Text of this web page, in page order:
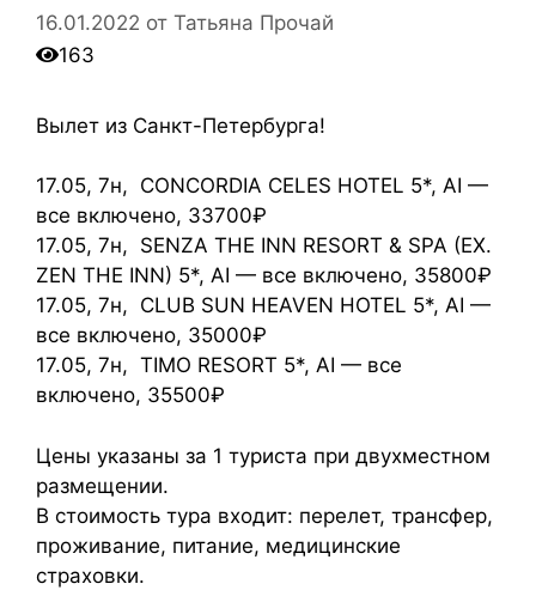
16.01.2022 от Татьяна Прочай
163
Вылет из Санкт-Петербурга!
17.05, 7н, CONCORDIA CELES HOTEL 5*, AI —
все включено, 33700₽
17.05, 7н, SENZA THE INN RESORT & SPA (EX.
ZEN THE INN) 5*, AI — все включено, 35800₽
17.05, 7н, CLUB SUN HEAVEN HOTEL 5*, AI —
все включено, 35000₽
17.05, 7н, TIMO RESORT 5*, AI — все
включено, 35500₽
Цены указаны за 1 туриста при двухместном
размещении.
В стоимость тура входит: перелет, трансфер,
проживание, питание, медицинские
страховки.